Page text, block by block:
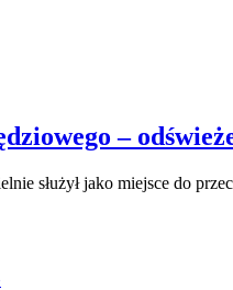
–
służył jako miejsce do